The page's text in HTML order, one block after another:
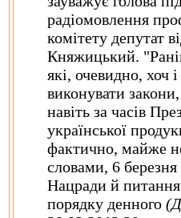
радіомовлення
комітету депутат
Княжицький.
які, очевидно, хоч
виконувати
навіть за часів
української
фактично, майже
словами, 6 березня
Нацради й
порядку денного